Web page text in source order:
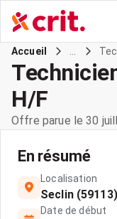
Accueil
H/F
Offre parue le 30
En résumé
Localisation
Seclin (59113)
Date de début